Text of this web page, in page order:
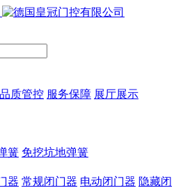
品质管控 服务保障 展厅展示
簧 免挖坑地弹簧
器 常规闭门器 电动闭门器 隐藏闭